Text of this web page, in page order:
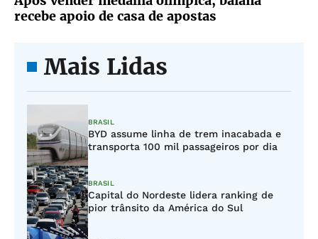
recebe apoio de casa de apostas
Mais Lidas
BRASIL
BYD assume linha de trem inacabada e
transporta 100 mil passageiros por dia
BRASIL
Capital do Nordeste lidera ranking de
pior trânsito da América do Sul